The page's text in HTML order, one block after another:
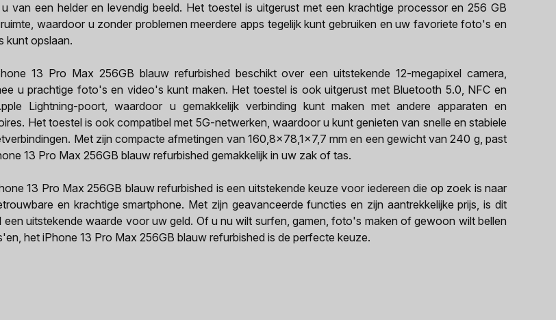
van een helder en levendig beeld. Het toestel is uitgerust met een krachtige processor en 256 GB
waardoor u zonder problemen meerdere apps tegelijk kunt gebruiken en uw favoriete foto's en
kunt opslaan.
13 Pro Max 256GB blauw refurbished beschikt over een uitstekende 12-megapixel camera,
u prachtige foto's en video's kunt maken. Het toestel is ook uitgerust met Bluetooth 5.0, NFC en
Lightning-poort, waardoor u gemakkelijk verbinding kunt maken met andere apparaten en
Het toestel is ook compatibel met 5G-netwerken, waardoor u kunt genieten van snelle en stabiele
Met zijn compacte afmetingen van 160,8x78,1x7,7 mm en een gewicht van 240 g, past
13 Pro Max 256GB blauw refurbished gemakkelijk in uw zak of tas.
13 Pro Max 256GB blauw refurbished is een uitstekende keuze voor iedereen die op zoek is naar
en krachtige smartphone. Met zijn geavanceerde functies en zijn aantrekkelijke prijs, is dit
een uitstekende waarde voor uw geld. Of u nu wilt surfen, gamen, foto's maken of gewoon wilt bellen
het iPhone 13 Pro Max 256GB blauw refurbished is de perfecte keuze.